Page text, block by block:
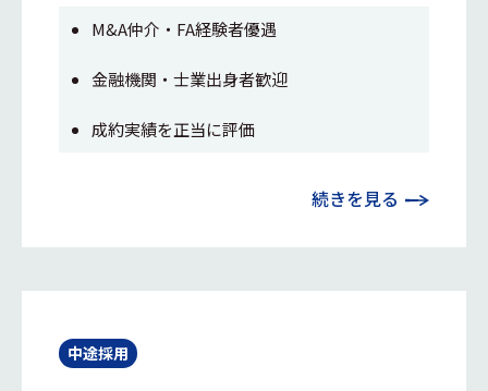
M&A仲介・FA経験者優遇
金融機関・士業出身者歓迎
成約実績を正当に評価
続きを見る
中途採用